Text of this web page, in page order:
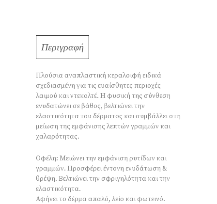
Περιγραφή
Πλούσια αναπλαστική κεραλοιφή ειδικά
σχεδιασμένη για τις ευαίσθητες περιοχές
λαιμού και ντεκολτέ. Η φυσική της σύνθεση
ενυδατώνει σε βάθος, βελτιώνει την
ελαστικότητα του δέρματος και συμβάλλει στη
μείωση της εμφάνισης λεπτών γραμμών και
χαλαρότητας.
Οφέλη: Μειώνει την εμφάνιση ρυτίδων και
γραμμών. Προσφέρει έντονη ενυδάτωση &
θρέψη. Βελτιώνει την σφριγηλότητα και την
ελαστικότητα.
Αφήνει το δέρμα απαλό, λείο και φωτεινό.